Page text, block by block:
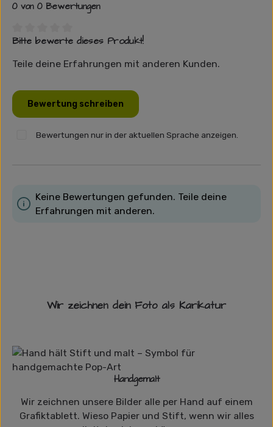
0 von 0 Bewertungen
Durchschnittliche Bewertung von 0 von 5 Sternen
Bitte bewerte dieses Produkt!
Teile deine Erfahrungen mit anderen Kunden.
Bewertung schreiben
Bewertungen nur in der aktuellen Sprache anzeigen.
Keine Bewertungen gefunden. Teile deine
Erfahrungen mit anderen.
Wir zeichnen dein Foto als Karikatur
Handgemalt
Wir zeichnen unsere Bilder alle per Hand auf einem
Grafiktablett. Wieso Papier und Stift, wenn wir alles